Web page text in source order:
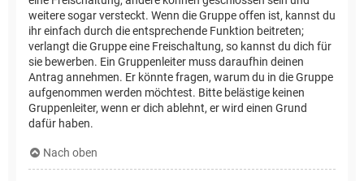
weitere sogar versteckt. Wenn die Gruppe offen ist, kannst du
ihr einfach durch die entsprechende Funktion beitreten;
verlangt die Gruppe eine Freischaltung, so kannst du dich für
sie bewerben. Ein Gruppenleiter muss daraufhin deinen
Antrag annehmen. Er könnte fragen, warum du in die Gruppe
aufgenommen werden möchtest. Bitte belästige keinen
Gruppenleiter, wenn er dich ablehnt, er wird einen Grund
dafür haben.
Nach oben